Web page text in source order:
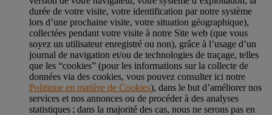
durée de votre visite, votre identification par notre système
lors d’une prochaine visite, votre situation géographique),
collectées pendant votre visite à notre Site web (que vous
soyez un utilisateur enregistré ou non), grâce à l’usage d’un
journal de navigation et/ou de technologies de traçage, telles
que les “cookies” (pour les informations sur la collecte de
données via des cookies, vous pouvez consulter ici notre
Politique en matière de Cookies), dans le but d’améliorer nos
services et nos annonces ou de procéder à des analyses
statistiques ; dans la majorité des cas, nous ne serons pas en